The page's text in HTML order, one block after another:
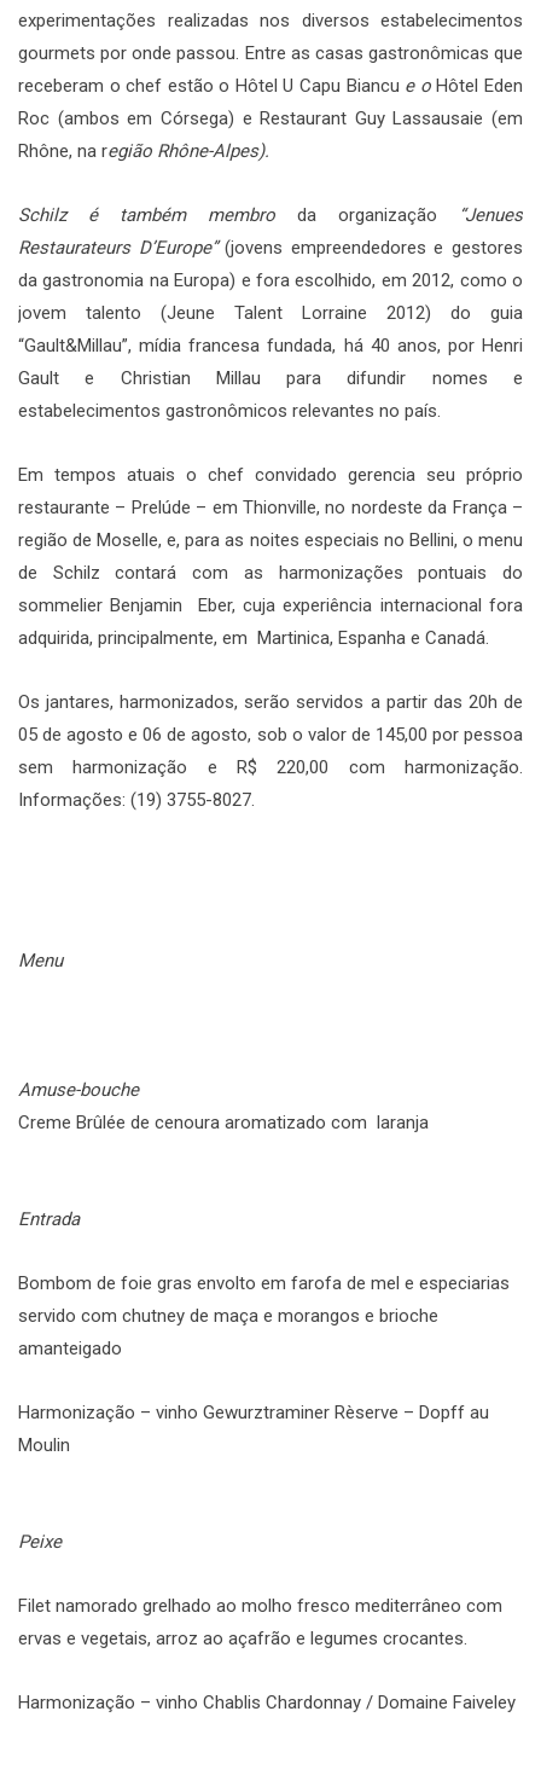
experimentações realizadas nos diversos estabelecimentos
gourmets por onde passou. Entre as casas gastronômicas que
receberam o chef estão o Hôtel U Capu Biancu e oHôtel Eden
Roc (ambos em Córsega) e Restaurant Guy Lassausaie (em
Rhône, na região Rhône-Alpes).
Schilz é também membro da organização
“Jenues
Restaurateurs D’Europe”(jovens empreendedores e gestores
da gastronomia na Europa) e fora escolhido, em 2012, como o
jovem talento (Jeune Talent Lorraine 2012) do guia
“Gault&Millau”, mídia francesa fundada, há 40 anos, por Henri
Gault e Christian Millau para difundir nomes e
estabelecimentos gastronômicos relevantes no país.
Em tempos atuais o chef convidado gerencia seu próprio
restaurante – Prelúde – em Thionville, no nordeste da França –
região de Moselle, e, para as noites especiais no Bellini, o menu
de Schilz contará com as harmonizações pontuais do
sommelier Benjamin Eber, cuja experiência internacional fora
adquirida, principalmente, em Martinica, Espanha e Canadá.
Os jantares, harmonizados, serão servidos a partir das 20h de
05 de agosto e 06 de agosto, sob o valor de 145,00 por pessoa
sem harmonização e R$ 220,00 com harmonização.
Informações: (19) 3755-8027.
Menu
Amuse-bouche
Creme Brûlée de cenoura aromatizado com laranja
Entrada
Bombom de foie gras envolto em farofa de mel e especiarias
servido com chutney de maça e morangos e brioche
amanteigado
Harmonização – vinho Gewurztraminer Rèserve – Dopff au
Moulin
Peixe
Filet namorado grelhado ao molho fresco mediterrâneo com
ervas e vegetais, arroz ao açafrão e legumes crocantes.
Harmonização – vinho Chablis Chardonnay / Domaine Faiveley